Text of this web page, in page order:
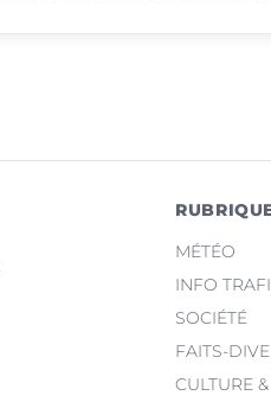
MÉTÉO
INFO
SOCIÉTÉ
FAITS-
CULTURE